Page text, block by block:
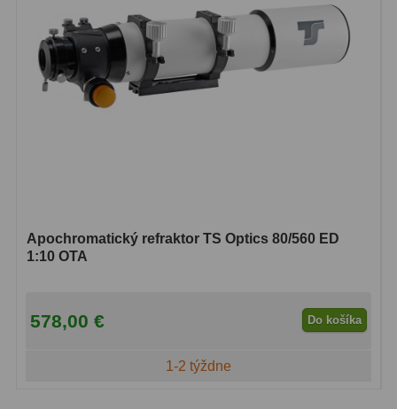
Apochromatický refraktor TS Optics 80/560 ED
1:10 OTA
578,00 € Do košíka
1-2 týždne